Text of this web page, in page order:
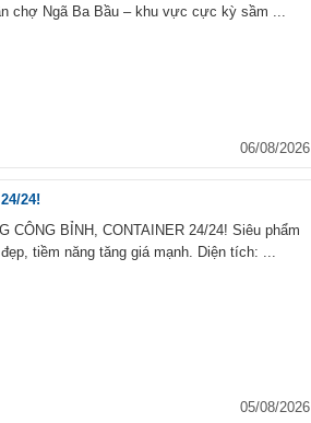
chợ Ngã Ba Bầu – khu vực cực kỳ sầm ...
06/08/2026
24!
BỈNH, CONTAINER 24/24! Siêu phẩm
tiềm năng tăng giá mạnh. Diện tích: ...
05/08/2026